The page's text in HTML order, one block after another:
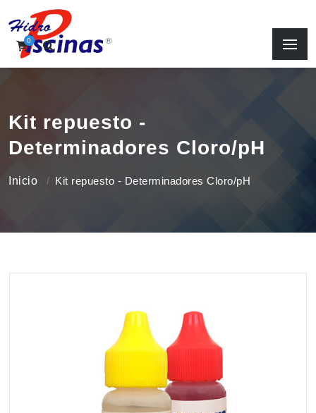
0
Kit repuesto -
Determinadores Cloro/pH
Inicio Kit repuesto - Determinadores Cloro/pH